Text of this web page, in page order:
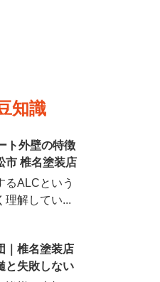
知識
ト外壁の特徴
市 椎名塗装店
るALCという
理解してい...
｜椎名塗装店
と失敗しない